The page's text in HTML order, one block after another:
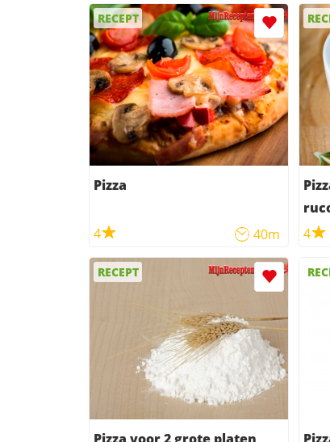
RECEPT
Pizza
4 40m
4
RECEPT
Pizza voor 2 grote platen